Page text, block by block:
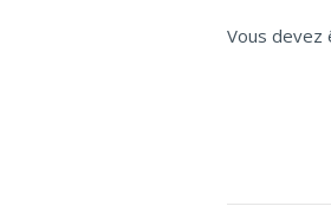
Vous devez